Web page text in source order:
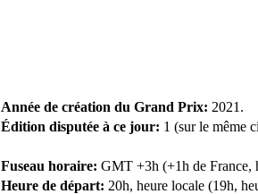
Année de création du Grand Prix: 2021.
Édition disputée à ce jour: 1 (sur le même
Fuseau horaire: GMT +3h (+1h de France,
Heure de départ: 20h, heure locale (19h,